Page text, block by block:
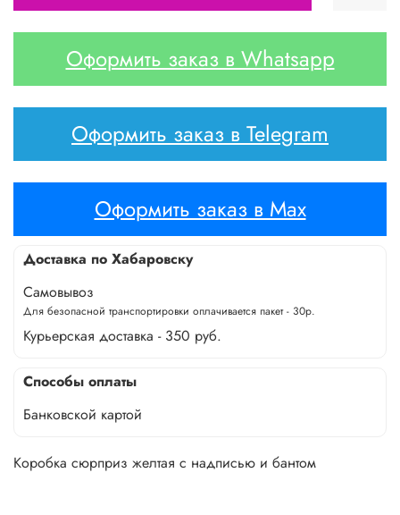
Оформить заказ в Whatsapp
Оформить заказ в Telegram
Оформить заказ в Max
Доставка по Хабаровску
Самовывоз
Для безопасной транспортировки оплачивается пакет - 30р.
Курьерская доставка - 350 руб.
Способы оплаты
Банковской картой
Коробка сюрприз желтая с надписью и бантом